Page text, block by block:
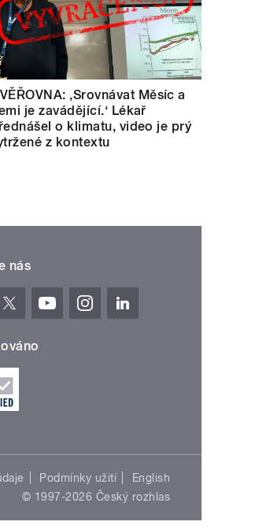
‚Srovnávat Měsíc a
je zavádějící.‘ Lékař
o klimatu, video je prý
z kontextu
nás
Podmínky užití
English
© 1997-2026 Český rozhlas